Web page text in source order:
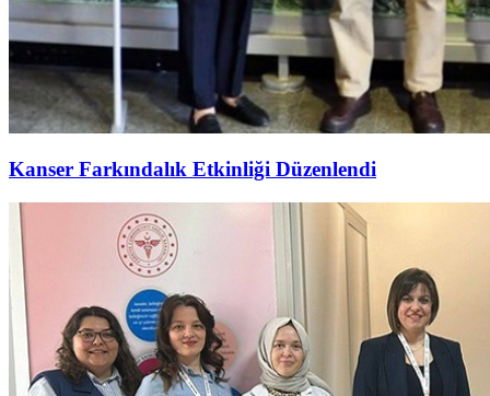
Kanser Farkındalık Etkinliği Düzenlendi